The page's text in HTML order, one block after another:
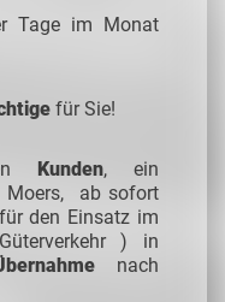
Tage im Monat
für Sie!
Kunden, ein
Moers, ab sofort
den Einsatz im
) in
nach